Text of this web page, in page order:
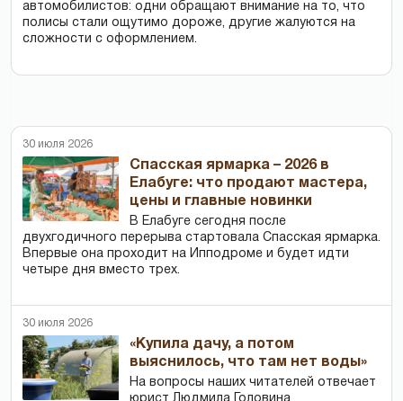
автомобилистов: одни обращают внимание на то, что
полисы стали ощутимо дороже, другие жалуются на
сложности с оформлением.
30 июля 2026
Спасская ярмарка – 2026 в
Елабуге: что продают мастера,
цены и главные новинки
В Елабуге сегодня после
двухгодичного перерыва стартовала Спасская ярмарка.
Впервые она проходит на Ипподроме и будет идти
четыре дня вместо трех.
30 июля 2026
«Купила дачу, а потом
выяснилось, что там нет воды»
На вопросы наших читателей отвечает